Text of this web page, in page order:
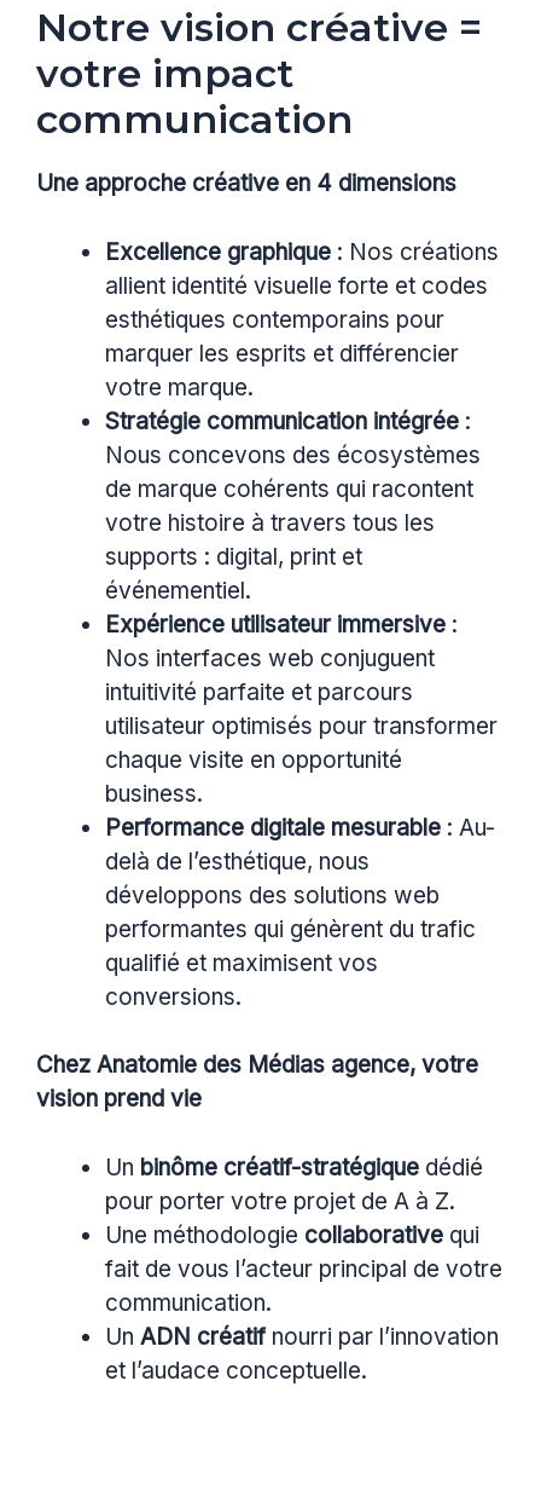
Notre vision créative =
votre impact
communication
Une approche créative en 4 dimensions
Excellence graphique : Nos créations
allient identité visuelle forte et codes
esthétiques contemporains pour
marquer les esprits et différencier
votre marque.
Stratégie communication intégrée :
Nous concevons des écosystèmes
de marque cohérents qui racontent
votre histoire à travers tous les
supports : digital, print et
événementiel.
Expérience utilisateur immersive :
Nos interfaces web conjuguent
intuitivité parfaite et parcours
utilisateur optimisés pour transformer
chaque visite en opportunité
business.
Performance digitale mesurable : Au-
delà de l’esthétique, nous
développons des solutions web
performantes qui génèrent du trafic
qualifié et maximisent vos
conversions.
Chez Anatomie des Médias agence, votre
vision prend vie
Un binôme créatif-stratégique dédié
pour porter votre projet de A à Z.
Une méthodologie collaborative qui
fait de vous l’acteur principal de votre
communication.
Un ADN créatifnourri par l’innovation
et l’audace conceptuelle.